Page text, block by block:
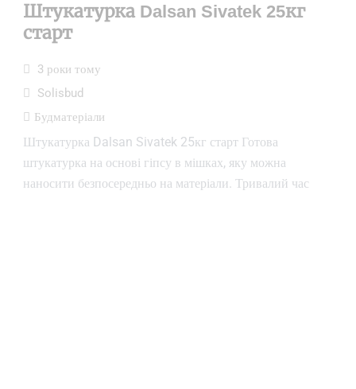
Штукатурка Dalsan Sivatek 25кг
старт
3 роки тому
Solisbud
Будматеріали
Штукатурка Dalsan Sivatek 25кг старт Готова
штукатурка на основі гіпсу в мішках, яку можна
наносити безпосередньо на матеріали. Тривалий час